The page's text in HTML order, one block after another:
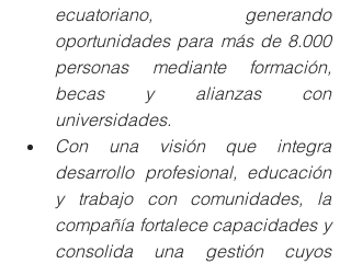
ecuatoriano, generando
oportunidades para más de 8.000
personas mediante formación,
becas y alianzas con
universidades.
Con una visión que integra
desarrollo profesional, educación
y trabajo con comunidades, la
compañía fortalece capacidades y
consolida una gestión cuyos